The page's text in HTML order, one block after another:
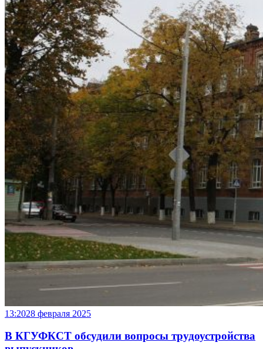
13:2028 февраля 2025
В КГУФКСТ обсудили вопросы трудоустройства